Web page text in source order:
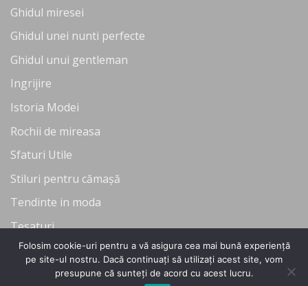
Ghidul miresei
Ghidul unei nunti perfecte
Ghidul unui gentleman
Ingrijire
Istoria Modei
Rochii de mireasa
Sfaturi Utile
Stiluri pentru cămașă
Tendinte in moda
Tesaturi
Uncategorized
Folosim cookie-uri pentru a vă asigura cea mai bună experiență
pe site-ul nostru. Dacă continuați să utilizați acest site, vom
presupune că sunteți de acord cu acest lucru.